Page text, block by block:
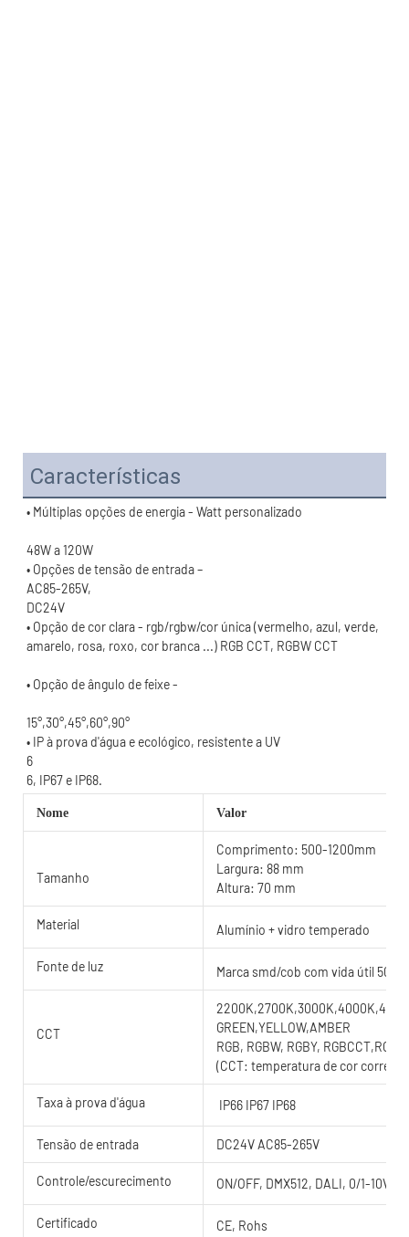
Características
• Opção de cor clara - rgb/rgbw/cor única (vermelho, azul, verde,
15°,30°,45°,60°,90°
Nome Valor
Tamanho
Comprimento: 500-1200mm
Largura: 88 mm
Altura: 70 mm
Material Alumínio + vidro temperado
Fonte de luz Marca smd/cob com vida útil
CCT
GREEN,YELLOW,AMBER
RGB, RGBW, RGBY,
(CCT: temperatura de cor
Taxa à prova d'água IP66 IP67 IP68
Tensão de entrada DC24V AC85-265V
Controle/escurecimento ON/OFF, DMX512, DALI, 0/1-10V,
Certificado CE, Rohs